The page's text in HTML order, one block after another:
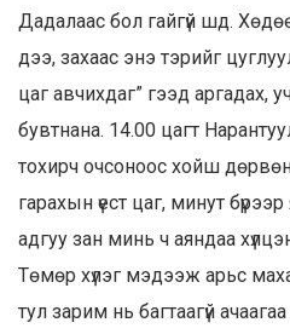
Дадалаас бол гайгүй шд.
дээ, захаас энэ тэрийг
цаг авчихдаг” гээд аргадах,
бувтнана. 14.00 цагт
тохирч очсоноос хойш
гарахын үест цаг, минут
адгуу зан минь ч аяндаа
Төмөр хүлэг мэдээж арьс
тул зарим нь багтаагүй